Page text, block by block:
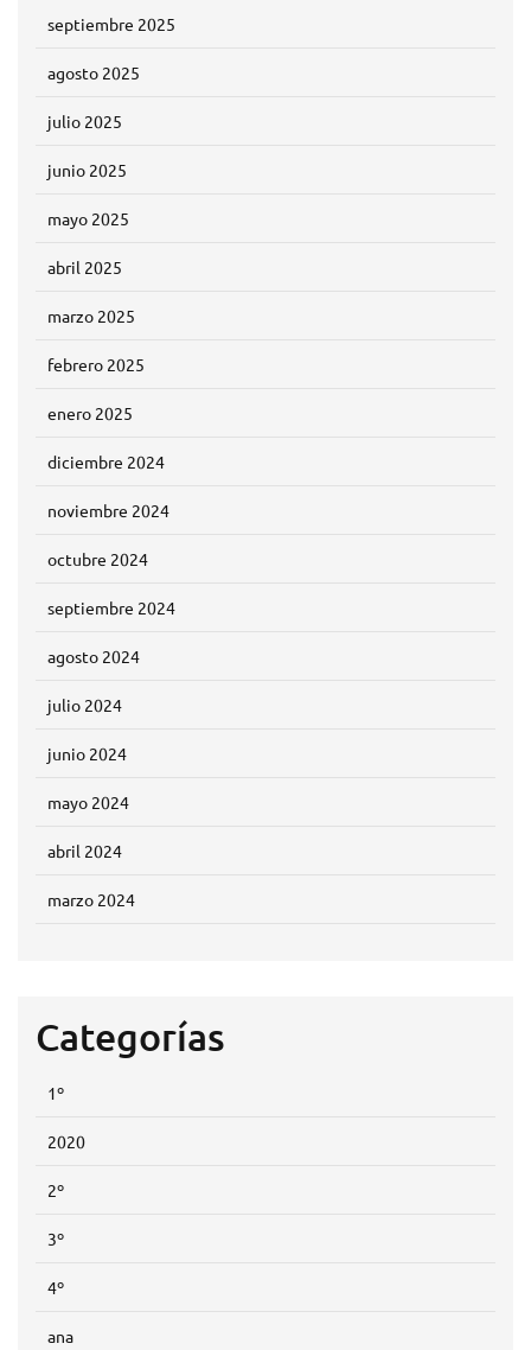
septiembre 2025
agosto 2025
julio 2025
junio 2025
mayo 2025
abril 2025
marzo 2025
febrero 2025
enero 2025
diciembre 2024
noviembre 2024
octubre 2024
septiembre 2024
agosto 2024
julio 2024
junio 2024
mayo 2024
abril 2024
marzo 2024
Categorías
1º
2020
2º
3º
4º
ana